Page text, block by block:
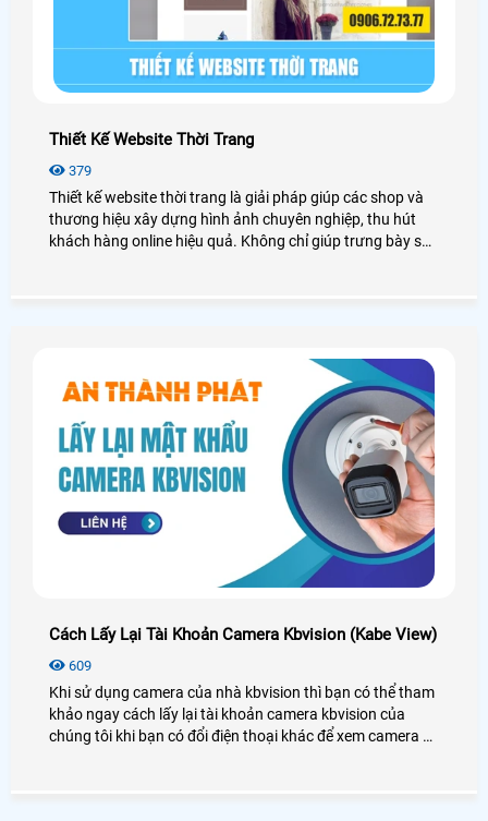
Thiết Kế Website Thời Trang
379
Thiết kế website thời trang là giải pháp giúp các shop và
thương hiệu xây dựng hình ảnh chuyên nghiệp, thu hút
khách hàng online hiệu quả. Không chỉ giúp trưng bày sản
Cách Lấy Lại Tài Khoản Camera Kbvision (Kabe View)
609
Khi sử dụng camera của nhà kbvision thì bạn có thể tham
khảo ngay cách lấy lại tài khoản camera kbvision của
chúng tôi khi bạn có đổi điện thoại khác để xem camera và